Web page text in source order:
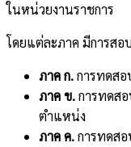
ในหน่วยงานราชการ
โดยแต่ละภาค มีการสอ
ภาค ก.การทดสอ
ภาค ข.การทดส
ตำแหน่ง
ภาค ค.การทดส